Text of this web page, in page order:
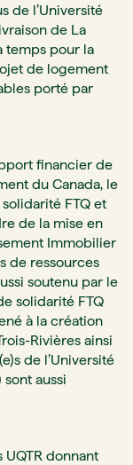
de l’Université
de La
temps pour la
de logement
porté par
financier de
du Canada, le
FTQ et
de la mise en
Immobilier
de ressources
soutenu par le
solidarité FTQ
à la création
Rivières ainsi
de l’Université
sont aussi
donnant